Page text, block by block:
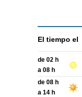
El tiempo el
de 02 h
a 08 h
de 08 h
a 14 h